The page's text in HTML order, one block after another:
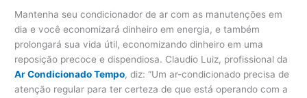
Mantenha seu condicionador de ar com as manutenções em
dia e você economizará dinheiro em energia, e também
prolongará sua vida útil, economizando dinheiro em uma
reposição precoce e dispendiosa. Claudio Luiz, profissional da
Ar Condicionado Tempo, diz: “Um ar-condicionado precisa de
atenção regular para ter certeza de que está operando com a